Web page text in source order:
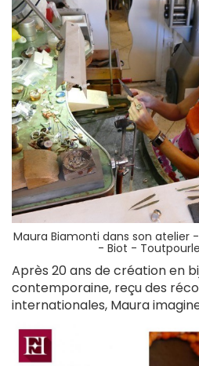
Maura Biamonti dans son atelier -
- Biot -
Après 20 ans de création en
contemporaine, reçu des
internationales, Maura